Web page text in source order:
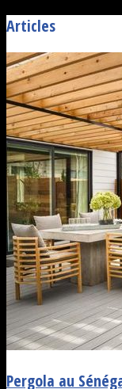
Articles
Pergola au